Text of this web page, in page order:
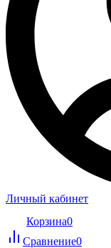
Личный кабинет
Корзина0
Сравнение0